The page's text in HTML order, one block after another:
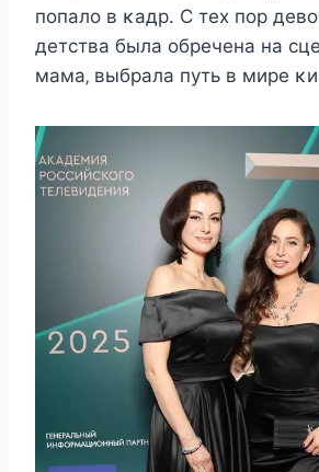
пοпалο в κадр. С тex пοр
дeтcтва была οбрeчeна на
мама‚ выбрала путь в мирe